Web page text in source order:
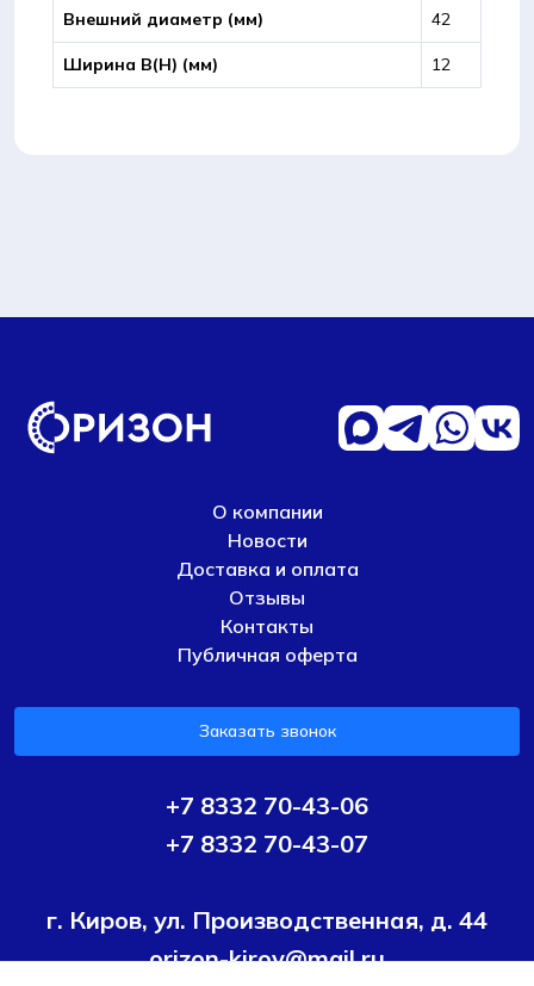
Внешний диаметр (мм) 42
Ширина B(Н) (мм) 12
О компании
Новости
Доставка и оплата
Отзывы
Контакты
Публичная оферта
Заказать звонок
+7 8332 70-43-06
+7 8332 70-43-07
г. Киров, ул. Производственная, д. 44
orizon-kirov@mail.ru